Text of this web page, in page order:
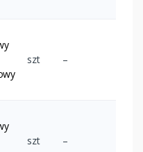
szt –
szt –